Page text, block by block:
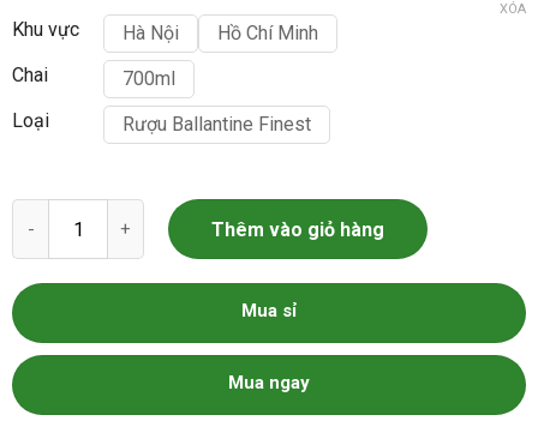
Khu vực Hà Nội
Hồ Chí Minh
Chai
700ml
Loại
Rượu Ballantine Finest
XÓA
Rượu Ballantine Finest số lượng
Thêm vào giỏ hàng
Mua sỉ
Mua ngay